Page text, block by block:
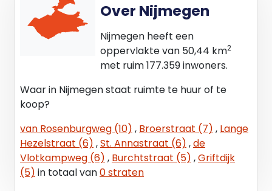
Door of vanwege verhuurder wordt de levering
van de volgende zaken en diensten verzorgd:
- Onderhoud en periodieke controle van
brandpreventiemiddelen;
- Gevel- en raambewassing aan de buitenzijde;
- Onderhoud en reinigen van daken en
gevelbekleding;
- Tuinonderhoud;
- Terreinonderhoud;
- Algemene gebouwinspectie (jaarlijks);
Over Nijmegen
Nijmegen heeft een
oppervlakte van 50,44 km2
met ruim 177.359 inwoners.
Waar in Nijmegen staat ruimte te huur of te
koop?
van Rosenburgweg (10) , Broerstraat (7) , Lange
Hezelstraat (6) ,St. Annastraat (6) ,de
Vlotkampweg (6) , Burchtstraat (5) ,Griftdijk
(5) in totaal van0 straten